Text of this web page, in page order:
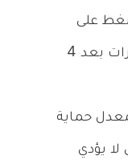
على
أنفك، ومن الممكن ارتداء النظارات بعد 4
حماية
لا يؤدي